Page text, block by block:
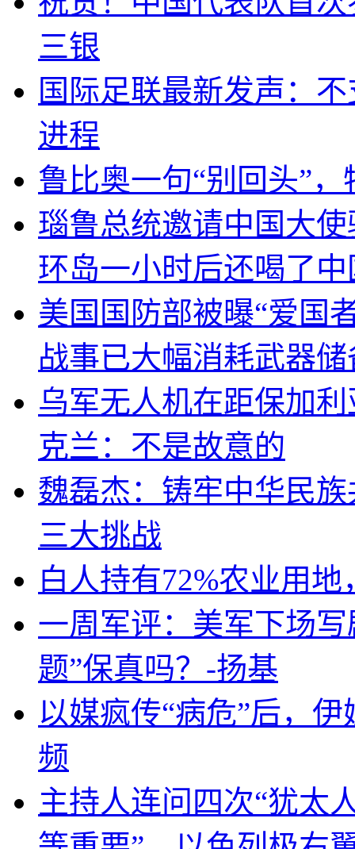
三银
国际足联最新发声：
进程
鲁比奥一句“别回头”
瑙鲁总统邀请中国大
环岛一小时后还喝了
美国国防部被曝“爱国
战事已大幅消耗武器储
乌军无人机在距保加
克兰：不是故意的
魏磊杰：铸牢中华民
三大挑战
白人持有72%农业用
一周军评：美军下场
题”保真吗？-扬基
以媒疯传“病危”后，
频
主持人连问四次“犹太